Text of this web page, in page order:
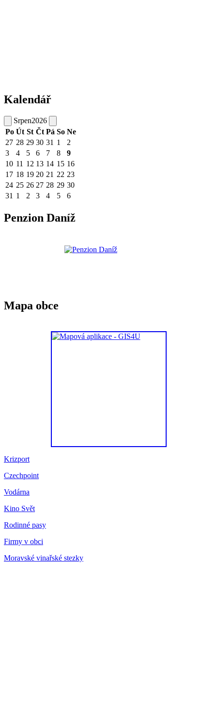
Kalendář
Srpen2026
Po Út St Čt Pá So Ne
27 28 29 30 31 1
2
3
4 5 6 7 8
9
10 11 12 13 14 15 16
17 18 19 20 21 22 23
24 25 26 27 28 29 30
31 1 2 3 4 5 6
Penzion Daníž
Mapa obce
Krizport
Czechpoint
Vodárna
Kino Svět
Rodinné pasy
Firmy v obci
Moravské vinařské stezky